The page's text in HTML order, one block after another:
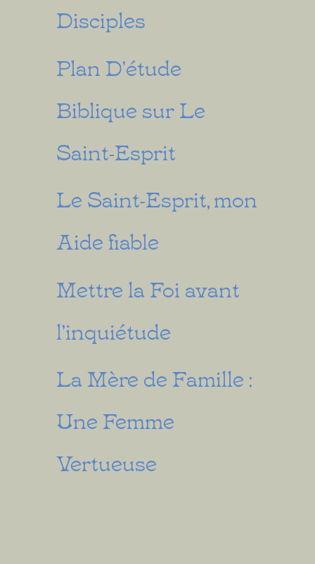
Disciples
Plan D’étude
Biblique sur Le
Saint-Esprit
Le Saint-Esprit, mon
Aide fiable
Mettre la Foi avant
l’inquiétude
La Mère de Famille :
Une Femme
Vertueuse